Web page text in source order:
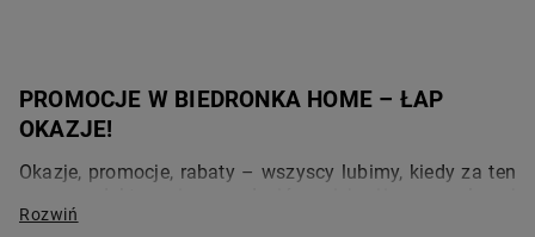
PROMOCJE W BIEDRONKA HOME – ŁAP
OKAZJE!
Okazje, promocje, rabaty – wszyscy lubimy, kiedy za ten
cenie. Warto przeglądać też oferty promocyjne przed